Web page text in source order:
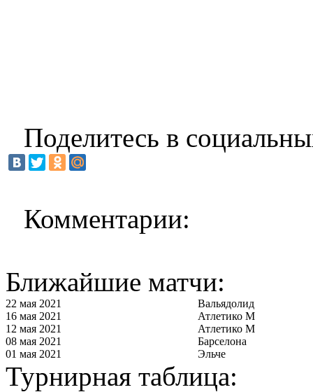
Поделитесь в
Комментарии:
Ближайшие матчи:
22 мая 2021
Вальядолид
16 мая 2021
Атлетико М
12 мая 2021
Атлетико М
08 мая 2021
Барселона
01 мая 2021
Эльче
Турнирная таблица: